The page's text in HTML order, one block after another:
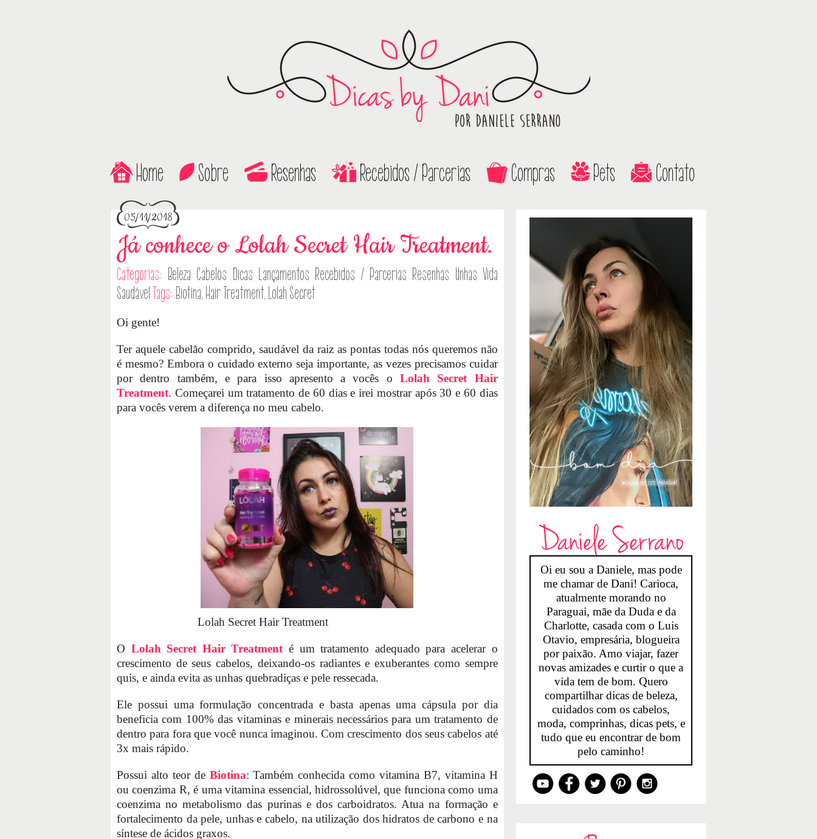
Home Sobre Resenhas Recebidos / Parcerias Compras Pets Contato
05/11/2018
Já conhece o Lolah Secret Hair Treatment.
Categorias: Beleza Cabelos Dicas Lançamentos Recebidos / Parcerias Resenhas Unhas Vida
Saudável Tags: Biotina, Hair Treatment, Lolah Secret
Oi gente!
Ter aquele cabelão comprido, saudável da raiz as pontas todas nós queremos não
é mesmo? Embora o cuidado externo seja importante, as vezes precisamos cuidar
por dentro também, e para isso apresento a vocês oLolah Secret Hair
Treatment. Começarei um tratamento de 60 dias e irei mostrar após 30 e 60 dias
para vocês verem a diferença no meu cabelo.
Lolah Secret Hair Treatment
O Lolah Secret Hair Treatmenté um tratamento adequado para acelerar o
crescimento de seus cabelos, deixando-os radiantes e exuberantes como sempre
quis, e ainda evita as unhas quebradiças e pele ressecada.
Ele possui uma formulação concentrada e basta apenas uma cápsula por dia
beneficia com 100% das vitaminas e minerais necessários para um tratamento de
dentro para fora que você nunca imaginou. Com crescimento dos seus cabelos até
3x mais rápido.
Possui alto teor de Biotina: Também conhecida como vitamina B7, vitamina H
ou coenzima R, é uma vitamina essencial, hidrossolúvel, que funciona como uma
coenzima no metabolismo das purinas e dos carboidratos. Atua na formação e
fortalecimento da pele, unhas e cabelo, na utilização dos hidratos de carbono e na
síntese de ácidos graxos.
Daniele Serrano
Oi eu sou a Daniele, mas pode
me chamar de Dani! Carioca,
atualmente morando no
Paraguai, mãe da Duda e da
Charlotte, casada com o Luis
Otavio, empresária, blogueira
por paixão. Amo viajar, fazer
novas amizades e curtir o que a
vida tem de bom. Quero
compartilhar dicas de beleza,
cuidados com os cabelos,
moda, comprinhas, dicas pets, e
tudo que eu encontrar de bom
pelo caminho!